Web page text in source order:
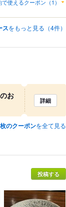
使えるクーポン（1）
スをもっと見る（4件）
お
詳細
のクーポンを全て見る
投稿する